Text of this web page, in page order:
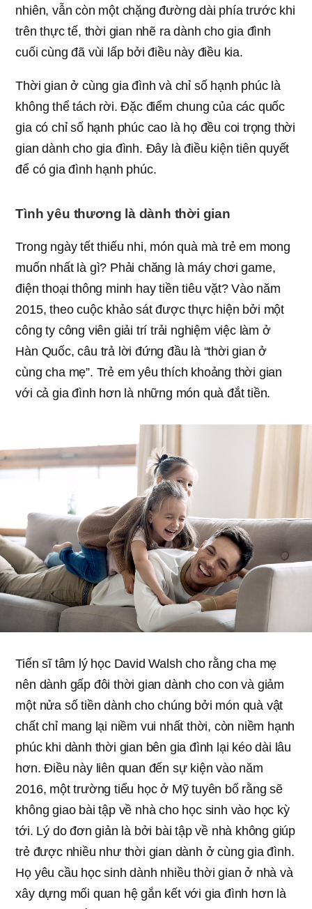
nhiên, vẫn còn một chặng đường dài phía trước khi
trên thực tế, thời gian nhẽ ra dành cho gia đình
cuối cùng đã vùi lấp bởi điều này điều kia.
Thời gian ở cùng gia đình và chỉ số hạnh phúc là
không thể tách rời. Đặc điểm chung của các quốc
gia có chỉ số hạnh phúc cao là họ đều coi trọng thời
gian dành cho gia đình. Đây là điều kiện tiên quyết
để có gia đình hạnh phúc.
Tình yêu thương là dành thời gian
Trong ngày tết thiếu nhi, món quà mà trẻ em mong
muốn nhất là gì? Phải chăng là máy chơi game,
điện thoại thông minh hay tiền tiêu vặt? Vào năm
2015, theo cuộc khảo sát được thực hiện bởi một
công ty công viên giải trí trải nghiệm việc làm ở
Hàn Quốc, câu trả lời đứng đầu là “thời gian ở
cùng cha mẹ”. Trẻ em yêu thích khoảng thời gian
với cả gia đình hơn là những món quà đắt tiền.
Tiến sĩ tâm lý học David Walsh cho rằng cha mẹ
nên dành gấp đôi thời gian dành cho con và giảm
một nửa số tiền dành cho chúng bởi món quà vật
chất chỉ mang lại niềm vui nhất thời, còn niềm hạnh
phúc khi dành thời gian bên gia đình lại kéo dài lâu
hơn. Điều này liên quan đến sự kiện vào năm
2016, một trường tiểu học ở Mỹ tuyên bố rằng sẽ
không giao bài tập về nhà cho học sinh vào học kỳ
tới. Lý do đơn giản là bởi bài tập về nhà không giúp
trẻ được nhiều như thời gian dành ở cùng gia đình.
Họ yêu cầu học sinh dành nhiều thời gian ở nhà và
xây dựng mối quan hệ gắn kết với gia đình hơn là